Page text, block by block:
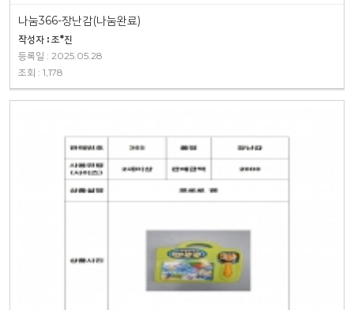
나눔366-장난감(나눔완료)
작성자 : 조*진
등록일 : 2025.05.28
조회 : 1,178